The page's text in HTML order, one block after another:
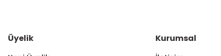
Ürün bilgilerinde hatalar bulunuyor.
Üyelik
Kurumsal